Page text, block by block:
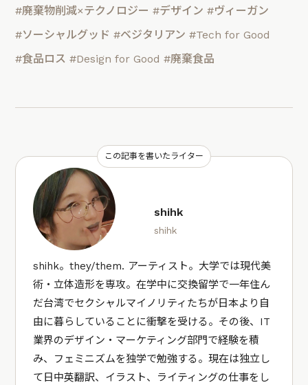
#廃棄物削減×テクノロジー #デザイン #ヴィーガン
#ソーシャルグッド #ベジタリアン #Tech for Good
#食品ロス #Design for Good #廃棄食品
この記事を書いたライター
shihk
shihk
shihk。they/them. アーティスト。大学では現代美
術・立体造形を専攻。在学中に交換留学で一年住ん
だ台湾でセクシャルマイノリティたちが日本より自
由に暮らしていることに衝撃を受ける。その後、IT
業界のデザイン・マーケティング部門で経験を積
み、フェミニズムを独学で勉強する。現在は独立し
て日中英翻訳、イラスト、ライティングの仕事をし